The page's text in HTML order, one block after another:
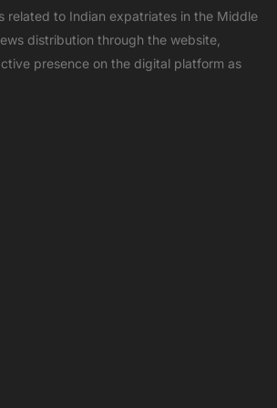
i
t
t
e
u
b
e
s
a
p
p
a
g
r
a
related to Indian expatriates in the Middle
distribution through the website,
presence on the digital platform as